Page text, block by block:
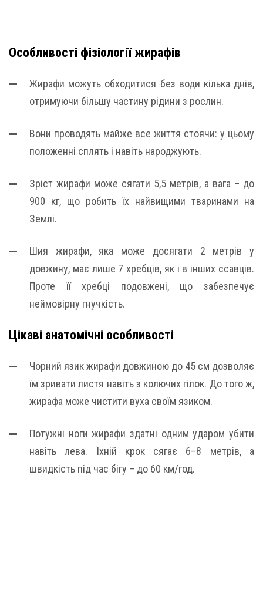
Особливості фізіології жирафів
Жирафи можуть обходитися без води кілька днів,
отримуючи більшу частину рідини з рослин.
Вони проводять майже все життя стоячи: у цьому
положенні сплять і навіть народжують.
Зріст жирафи може сягати 5,5 метрів, а вага – до
900 кг, що робить їх найвищими тваринами на
Землі.
Шия жирафи, яка може досягати 2 метрів у
довжину, має лише 7 хребців, як і в інших ссавців.
Проте її хребці подовжені, що забезпечує
неймовірну гнучкість.
Цікаві анатомічні особливості
Чорний язик жирафи довжиною до 45 см дозволяє
їм зривати листя навіть з колючих гілок. До того ж,
жирафа може чистити вуха своїм язиком.
Потужні ноги жирафи здатні одним ударом убити
навіть лева. Їхній крок сягає 6–8 метрів, а
швидкість під час бігу – до 60 км/год.